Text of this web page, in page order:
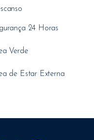
24 Horas
Verde
de Estar Externa